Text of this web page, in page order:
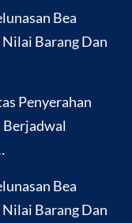
Bea
Barang Dan
Penyerahan
Berjadwal
Bea
Barang Dan